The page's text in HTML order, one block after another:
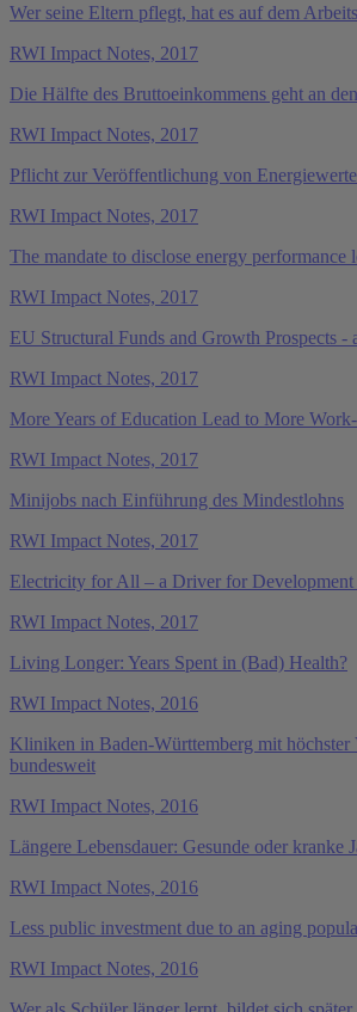
Wer seine Eltern pflegt, hat es auf dem
RWI Impact Notes, 2017
Die Hälfte des Bruttoeinkommens geht an
RWI Impact Notes, 2017
Pflicht zur Veröffentlichung von
RWI Impact Notes, 2017
The mandate to disclose energy performance
RWI Impact Notes, 2017
EU Structural Funds and Growth Prospects -
RWI Impact Notes, 2017
More Years of Education Lead to More
RWI Impact Notes, 2017
Minijobs nach Einführung des Mindestlohns
RWI Impact Notes, 2017
Electricity for All – a Driver for
RWI Impact Notes, 2017
Living Longer: Years Spent in (Bad) Health?
RWI Impact Notes, 2016
Kliniken in Baden-Württemberg mit höchster
bundesweit
RWI Impact Notes, 2016
Längere Lebensdauer: Gesunde oder kranke
RWI Impact Notes, 2016
Less public investment due to an aging
RWI Impact Notes, 2016